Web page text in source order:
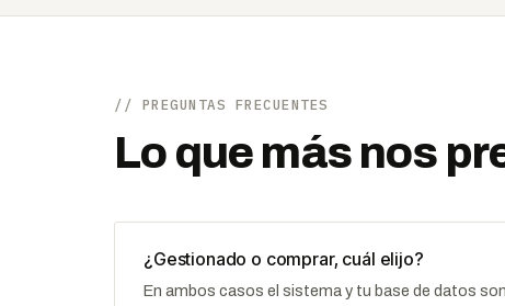
// PREGUNTAS FRECUENTES
Lo que más nos
¿Gestionado o comprar, cuál elijo?
En ambos casos el sistema y tu base de datos